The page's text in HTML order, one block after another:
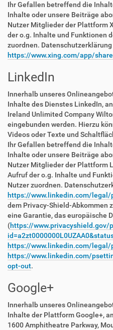
Ihr Gefallen betreffend die
Inhalte oder unsere Beiträge
Nutzer Mitglieder der Plattform
der o.g. Inhalte und Funktionen
zuordnen. Datenschutzerklärung
https://www.xing.com/app/
LinkedIn
Innerhalb unseres
Inhalte des Dienstes LinkedIn,
Ireland Unlimited Company
eingebunden werden. Hierzu
Videos oder Texte und
Ihr Gefallen betreffend die
Inhalte oder unsere Beiträge
Nutzer Mitglieder der Plattform
Aufruf der o.g. Inhalte und
Nutzer zuordnen.
https://www.linkedin.com/legal/
dem Privacy-Shield-Abkommen
eine Garantie, das europäische
(https://www.privacyshield.gov/
https://www.linkedin.com/legal/
https://www.linkedin.com/
opt-out.
Google+
Innerhalb unseres
Inhalte der Plattform Google+,
1600 Amphitheatre Parkway,